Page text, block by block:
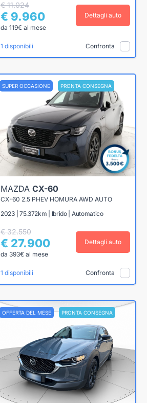
€ 11.024
€ 9.960
da 119€ al mese
Dettagli auto
1 disponibili Confronta
SUPER OCCASIONE PRONTA CONSEGNA
MAZDA CX-60
CX-60 2.5 PHEV HOMURA AWD AUTO
2023 | 75.372km | Ibrido | Automatico
€ 32.550
€ 27.900
da 393€ al mese
Dettagli auto
1 disponibili Confronta
OFFERTA DEL MESE PRONTA CONSEGNA